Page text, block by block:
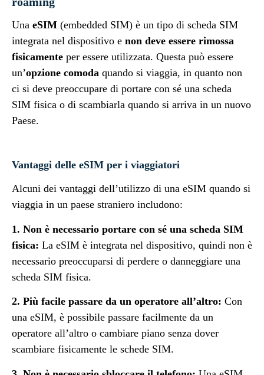
Una eSIM (embedded SIM) è un tipo di scheda SIM
integrata nel dispositivo e non deve essere rimossa
fisicamente per essere utilizzata. Questa può essere
un’opzione comoda quando si viaggia, in quanto non
ci si deve preoccupare di portare con sé una scheda
SIM fisica o di scambiarla quando si arriva in un nuovo
Paese.
Vantaggi delle eSIM per i viaggiatori
Alcuni dei vantaggi dell’utilizzo di una eSIM quando si
viaggia in un paese straniero includono:
1. Non è necessario portare con sé una scheda SIM
fisica: La eSIM è integrata nel dispositivo, quindi non è
necessario preoccuparsi di perdere o danneggiare una
scheda SIM fisica.
2. Più facile passare da un operatore all’altro: Con
una eSIM, è possibile passare facilmente da un
operatore all’altro o cambiare piano senza dover
scambiare fisicamente le schede SIM.